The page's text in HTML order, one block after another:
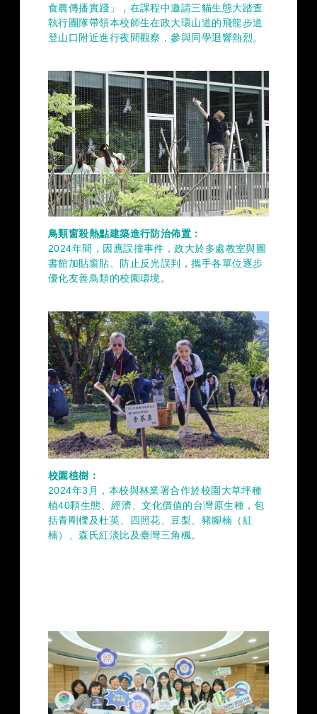
食農傳播實踐」，在課程中邀請三貓生態大踏查
執行團隊帶領本校師生在政大環山道的飛龍步道
登山口附近進行夜間觀察，參與同學迴響熱烈。
鳥類窗殺熱點建築進行防治佈置：
2024年間，因應誤撞事件，政大於多處教室與圖
書館加貼窗貼、防止反光誤判，攜手各單位逐步
優化友善鳥類的校園環境。
校園植樹：
2024年3月，本校與林業署合作於校園大草坪種
植40顆生態、經濟、文化價值的台灣原生種，包
括青剛櫟及杜英、四照花、豆梨、豬腳楠（紅
楠）、森氏紅淡比及臺灣三角楓。